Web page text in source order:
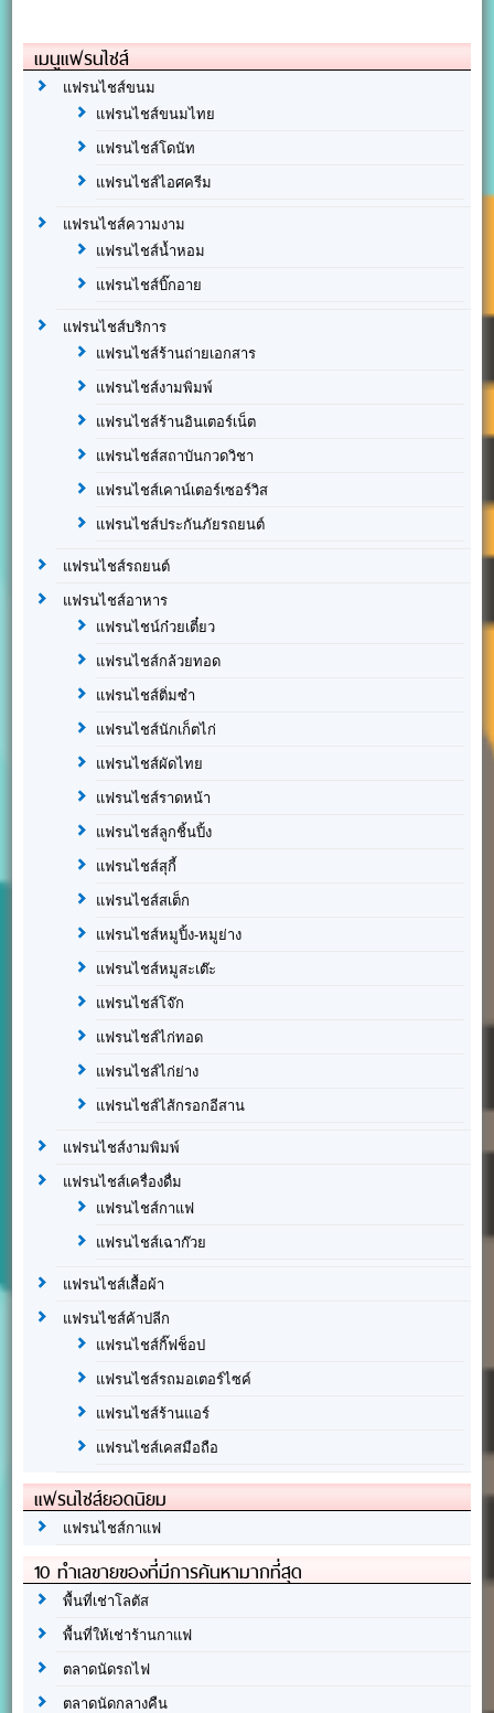
เมนูแฟรนไชส์
แฟรนไชส์ขนม
แฟรนไชส์ขนมไทย
แฟรนไชส์โดนัท
แฟรนไชส์ไอศครีม
แฟรนไชส์ความงาม
แฟรนไชส์น้ำหอม
แฟรนไชส์บิ๊กอาย
แฟรนไชส์บริการ
แฟรนไชส์ร้านถ่ายเอกสาร
แฟรนไชส์งามพิมพ์
แฟรนไชส์ร้านอินเตอร์เน็ต
แฟรนไชส์สถาบันกวดวิชา
แฟรนไชส์เคาน์เตอร์เซอร์วิส
แฟรนไชส์ประกันภัยรถยนต์
แฟรนไชส์รถยนต์
แฟรนไชส์อาหาร
แฟรนไชน์ก๋วยเตี๋ยว
แฟรนไชส์กล้วยทอด
แฟรนไชส์ติ่มซำ
แฟรนไชส์นักเก็ตไก่
แฟรนไชส์ผัดไทย
แฟรนไชส์ราดหน้า
แฟรนไชส์ลูกชิ้นปิ้ง
แฟรนไชส์สุกี้
แฟรนไชส์สเต็ก
แฟรนไชส์หมูปิ้ง-หมูย่าง
แฟรนไชส์หมูสะเต๊ะ
แฟรนไชส์โจ๊ก
แฟรนไชส์ไก่ทอด
แฟรนไชส์ไก่ย่าง
แฟรนไชส์ไส้กรอกอีสาน
แฟรนไชส์งามพิมพ์
แฟรนไชส์เครื่องดื่ม
แฟรนไชส์กาแฟ
แฟรนไชส์เฉาก๊วย
แฟรนไชส์เสื้อผ้า
แฟรนไชส์ค้าปลีก
แฟรนไชส์กิ๊ฟช็อป
แฟรนไชส์รถมอเตอร์ไซค์
แฟรนไชส์ร้านแอร์
แฟรนไชส์เคสมือถือ
แฟรนไชส์ยอดนิยม
แฟรนไชส์กาแฟ
10 ทำเลขายของที่มีการค้นหามากที่สุด
พื้นที่เช่าโลตัส
พื้นที่ให้เช่าร้านกาแฟ
ตลาดนัดรถไฟ
ตลาดนัดกลางคืน